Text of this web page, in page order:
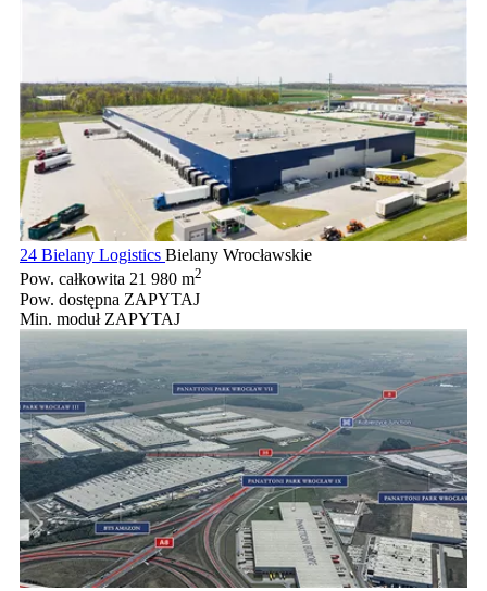
24 Bielany Logistics Bielany Wrocławskie
Pow. całkowita 21 980 m2
Pow. dostępna ZAPYTAJ
Min. moduł ZAPYTAJ